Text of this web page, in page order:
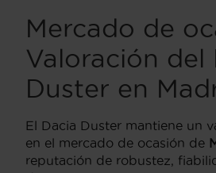
Mercado de
Valoración del
Duster en
El Dacia Duster mantiene un
en el mercado de ocasión de
reputación de robustez,